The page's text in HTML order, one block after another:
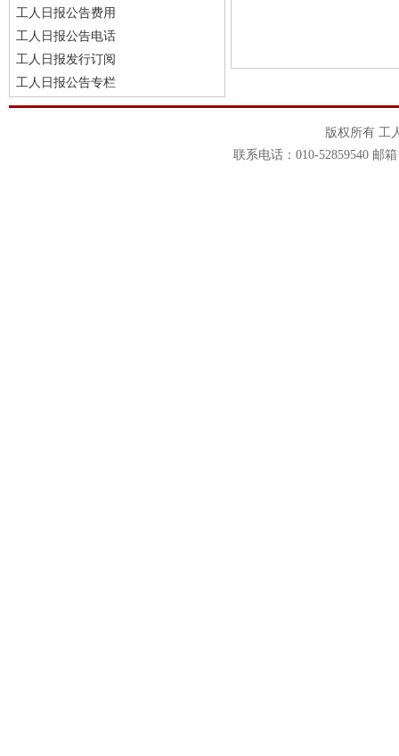
工人日报公告费用
工人日报公告电话
工人日报发行订阅
工人日报公告专栏
版权所有 工
联系电话：010-52859540 邮